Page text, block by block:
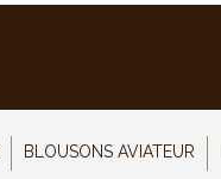
BLOUSONS AVIATEUR